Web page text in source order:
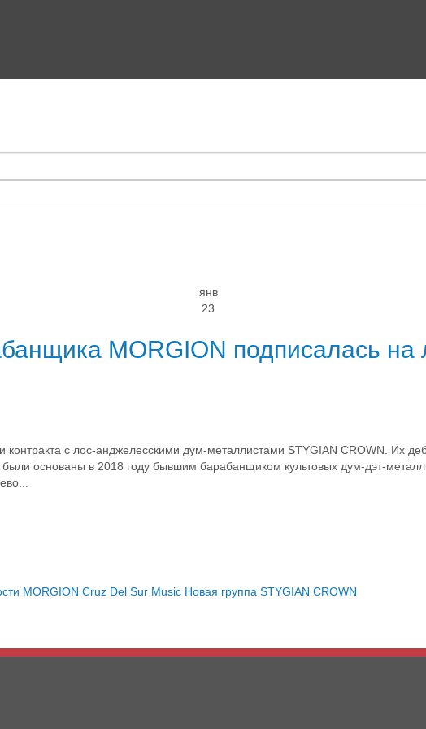
янв
23
MORGION подписалась
с лос-анджелесскими дум-металлистами STYGIAN CROWN. Их
основаны в 2018 году бывшим барабанщиком культовых дум-дэт-
MORGION Cruz Del Sur Music Новая группа STYGIAN CROWN